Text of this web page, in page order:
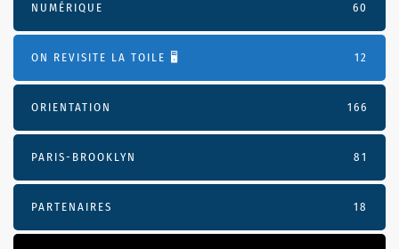
NUMÉRIQUE 60
ON REVISITE LA TOILE 🖥️ 12
ORIENTATION 166
PARIS-BROOKLYN 81
PARTENAIRES 18